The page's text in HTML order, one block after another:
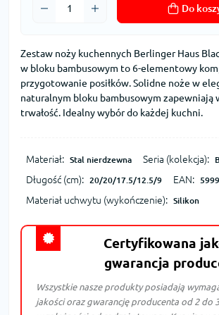
Do
Zestaw noży kuchennych Berlinger Haus
w bloku bambusowym to 6-elementowy
przygotowanie posiłków. Solidne noże w
naturalnym bloku bambusowym zapewniają
trwałość. Idealny wybór do każdej kuchni.
Materiał: Stal nierdzewna Seria (kolekcja):
Długość (cm): 20/20/17.5/12.5/9 EAN:
Materiał uchwytu (wykończenie): Silikon
Certyfikowana
gwarancja
Wszystkie nasze produkty posiadają
jakości oraz gwarancję producenta od 2 do